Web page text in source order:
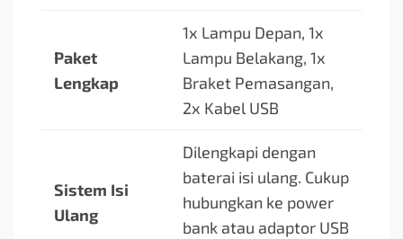
Paket
Lengkap
1x Lampu Depan, 1x
Lampu Belakang, 1x
Braket Pemasangan,
2x Kabel USB
Sistem Isi
Ulang
Dilengkapi dengan
baterai isi ulang. Cukup
hubungkan ke power
bank atau adaptor USB